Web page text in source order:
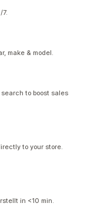
make & model.
to boost sales
to your store.
in <10 min.